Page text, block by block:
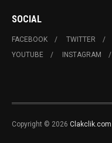
SOCIAL
FACEBOOK TWITTER
YOUTUBE
INSTAGRAM
Copyright © 2026 Clakclik.com